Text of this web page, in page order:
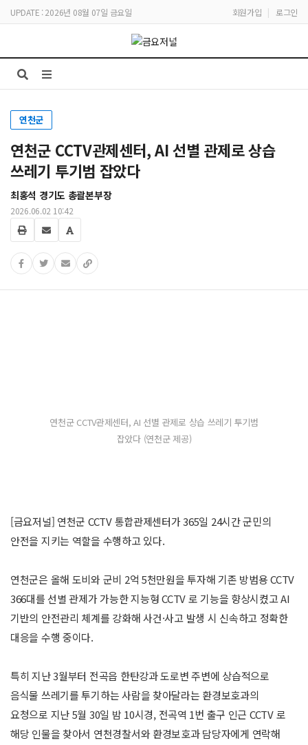
UPDATE : 2026년 08월 07일 금요일 회원가입 | 로그인
연천군
연천군 CCTV관제센터, AI 선별 관제로 상습
쓰레기 투기범 잡았다
최홍석 경기도 총괄본부장
2026.06.02 10:42
연천군 CCTV관제센터, AI 선별 관제로 상습 쓰레기 투기범
잡았다 (연천군 제공)
[금요저널] 연천군 CCTV 통합관제센터가 365일 24시간 군민의
안전을 지키는 역할을 수행하고 있다.
연천군은 올해 도비와 군비 2억 5천만원을 투자해 기존 방범용 CCTV
366대를 선별 관제가 가능한 지능형 CCTV 로 기능을 향상시켰고 AI
기반의 안전관리 체계를 강화해 사건·사고 발생 시 신속하고 정확한
대응을 수행 중이다.
특히 지난 3월부터 전곡읍 한탄강과 도로변 주변에 상습적으로
음식물 쓰레기를 투기하는 사람을 찾아달라는 환경보호과의
요청으로 지난 5월 30일 밤 10시경, 전곡역 1번 출구 인근 CCTV 로
해당 인물을 찾아서 연천경찰서와 환경보호과 담당자에게 연락해